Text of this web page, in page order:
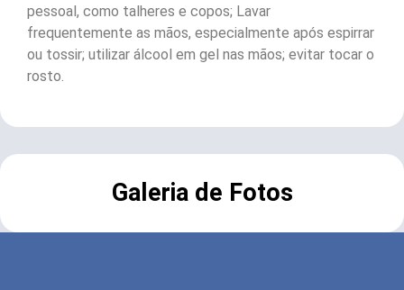
pessoal, como talheres e copos; Lavar
frequentemente as mãos, especialmente após espirrar
ou tossir; utilizar álcool em gel nas mãos; evitar tocar o
rosto.
Galeria de Fotos